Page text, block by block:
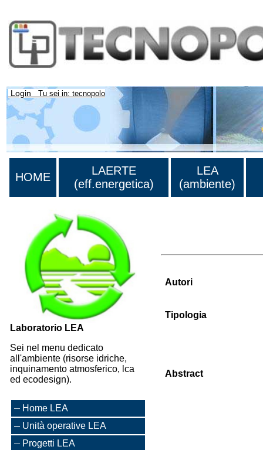
Login Tu sei in: tecnopolo
HOME
LAERTE
(eff.energetica)
LEA
(ambiente)
Laboratorio LEA
Sei nel menu dedicato
all'ambiente (risorse idriche,
inquinamento atmosferico, lca
ed ecodesign).
Home LEA
Unità operative LEA
Progetti LEA
Autori
Tipologia
Abstract